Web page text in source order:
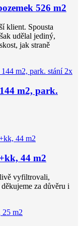
526 m2
klient. Spousta
udělal jediný,
jak straně
m2, park.
44 m2
vyfiltrovali,
za důvěru i